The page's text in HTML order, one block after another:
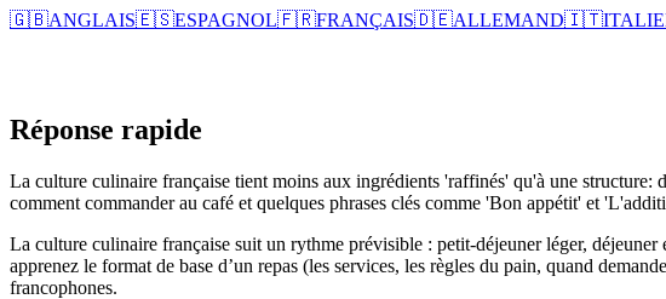
🇬🇧ANGLAIS🇪🇸ESPAGNOL🇫🇷FRANÇAIS🇩🇪ALLEMAND🇮🇹
Réponse rapide
La culture culinaire française tient moins aux ingrédients 'raffinés' qu'à une structure:
comment commander au café et quelques phrases clés comme 'Bon appétit' et
La culture culinaire française suit un rythme prévisible : petit-déjeuner léger,
apprenez le format de base d’un repas (les services, les règles du pain, quand
francophones.